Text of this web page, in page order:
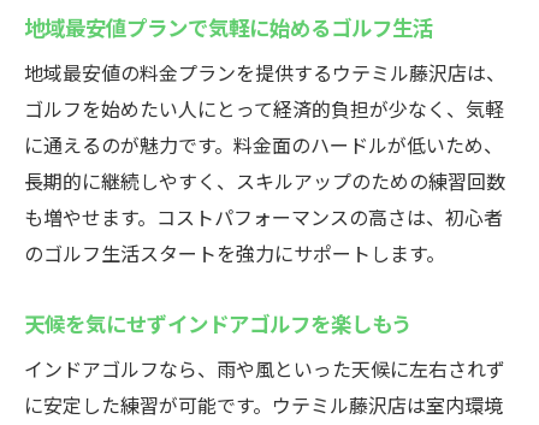
藤沢駅周辺の24時間営業インドアゴルフの魅力
インドアゴルフスクールの24時間営業が生
む自由
初心者が安心して始められる環境が整う理
由
通い放題で継続しやすいゴルフ練習の秘密
コストを抑えてゴルフライフを満喫する方
夜間の練習も安心できるセキュリティ完備
ゴルフスキル向上に役立つ最新シミュレー
ター
地域最安値プランで気軽に始めるゴルフ生活
地域最安値の料金プランを提供するウテミル藤沢店は、
ゴルフを始めたい人にとって経済的負担が少なく、気軽
に通えるのが魅力です。料金面のハードルが低いため、
長期的に継続しやすく、スキルアップのための練習回数
も増やせます。コストパフォーマンスの高さは、初心者
のゴルフ生活スタートを強力にサポートします。
天候を気にせずインドアゴルフを楽しもう
インドアゴルフなら、雨や風といった天候に左右されず
に安定した練習が可能です。ウテミル藤沢店は室内環境